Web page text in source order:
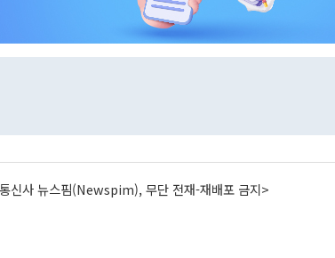
신사 뉴스핌(Newspim), 무단 전재-재배포 금지>